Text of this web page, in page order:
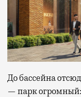
До бассейна
— парк